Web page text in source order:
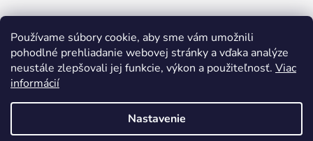
Používame súbory cookie, aby sme vám umožnili
pohodlné prehliadanie webovej stránky a vďaka analýze
neustále zlepšovali jej funkcie, výkon a použiteľnosť. Viac
informácií
Nastavenie
Sledovať na Instagrame